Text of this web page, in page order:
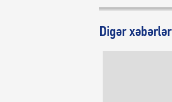
Digər xəbərlər